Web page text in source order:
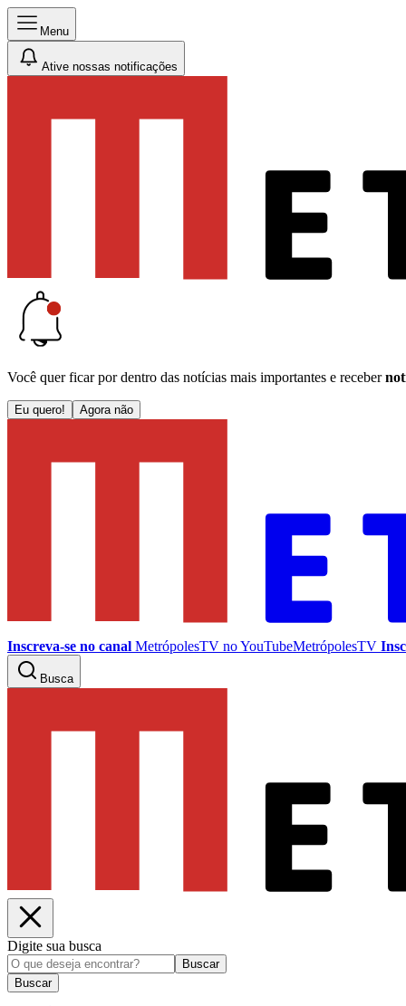
Menu
Ative nossas notificações
Você quer ficar por dentro das notícias mais importantes e receber
Eu quero! Agora não
Inscreva-se no canal MetrópolesTV noYouTubeMetrópolesTV
Busca
Digite sua busca
Buscar
Buscar